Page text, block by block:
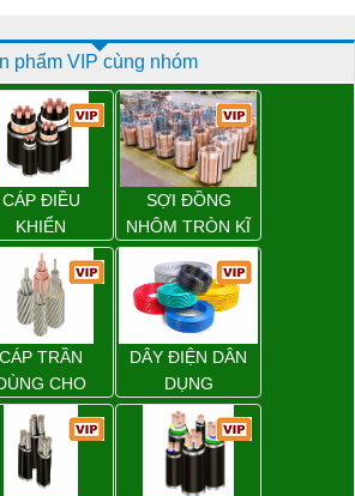
phẩm VIP cùng nhóm
CÁP ĐIỀU
KHIỂN
SỢI ĐỒNG
NHÔM TRÒN KĨ
THUẬT ĐIỆN
CÁP TRẦN
CHO
DÂY
ĐIỆN TRÊN
KHÔNG
DÂY ĐIỆN DÂN
DỤNG